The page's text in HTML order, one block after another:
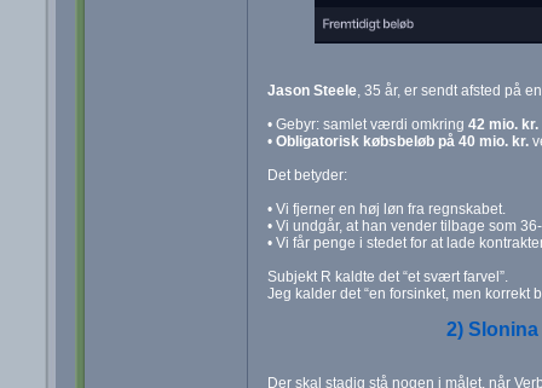
Jason Steele, 35 år, er sendt afsted på
• Gebyr: samlet værdi omkring 42 mio. kr.
• Obligatorisk købsbeløb på 40 mio. kr.
Det betyder:
• Vi fjerner en høj løn fra regnskabet.
• Vi undgår, at han vender tilbage som
• Vi får penge i stedet for at lade
Subjekt R kaldte det “et svært farvel”.
Jeg kalder det “en forsinket, men korrekt
2)
Der skal stadig stå nogen i målet, når